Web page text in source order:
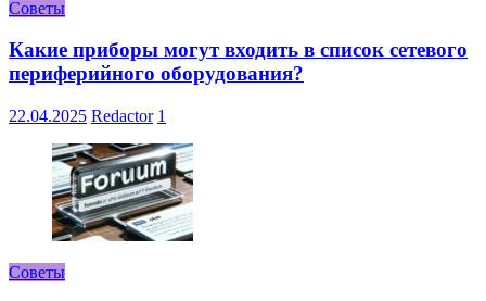
Советы
Какие приборы могут входить в список сетевого
периферийного оборудования?
22.04.2025 Redactor 1
Советы